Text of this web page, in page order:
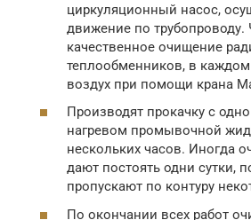
циркуляционный насос,
движение по трубопроводу.
качественное очищение
теплообменников, в каждом
воздух при помощи крана
Производят прокачку с
нагревом промывочной
нескольких часов. Иногда
дают постоять одни сутки,
пропускают по контуру
По окончании всех работ